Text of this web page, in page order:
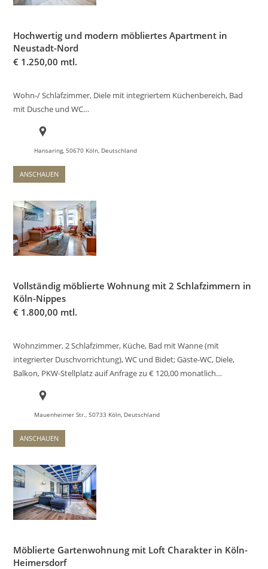
Hochwertig und modern möbliertes Apartment in
Neustadt-Nord
€ 1.250,00 mtl.
Wohn-/ Schlafzimmer, Diele mit integriertem Küchenbereich, Bad
mit Dusche und WC…
Hansaring, 50670 Köln, Deutschland
ANSCHAUEN
Vollständig möblierte Wohnung mit 2 Schlafzimmern in
Köln-Nippes
€ 1.800,00 mtl.
Wohnzimmer, 2 Schlafzimmer, Küche, Bad mit Wanne (mit
integrierter Duschvorrichtung), WC und Bidet; Gäste-WC, Diele,
Balkon, PKW-Stellplatz auif Anfrage zu € 120,00 monatlich…
Mauenheimer Str., 50733 Köln, Deutschland
ANSCHAUEN
Möblierte Gartenwohnung mit Loft Charakter in Köln-
Heimersdorf